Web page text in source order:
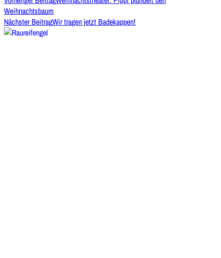
Weihnachtsbaum
Nächster BeitragWir tragen jetzt Badekappen!